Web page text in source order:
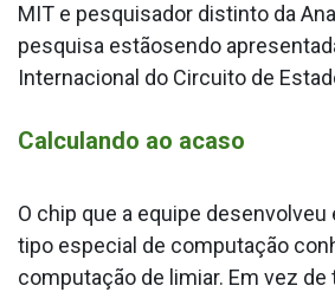
MIT e pesquisador distinto da
pesquisa estãosendo
Internacional do Circuito de
Calculando ao acaso
O chip que a equipe
tipo especial de computação
computação de limiar. Em vez de